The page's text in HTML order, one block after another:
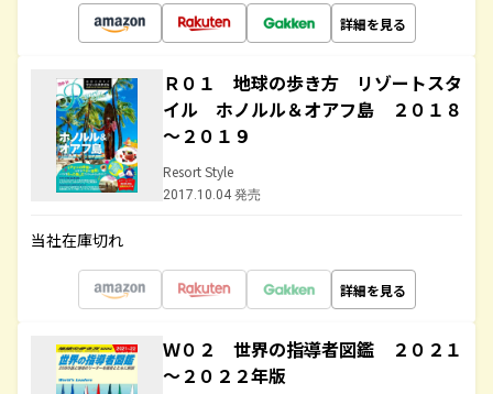
詳細を見る
Ｒ０１ 地球の歩き方 リゾートスタ
イル ホノルル＆オアフ島 ２０１８
～２０１９
Resort Style
2017.10.04 発売
当社在庫切れ
詳細を見る
Ｗ０２ 世界の指導者図鑑 ２０２１
～２０２２年版